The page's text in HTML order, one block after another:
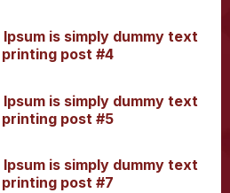
Ipsum is simply dummy text
post #4
Ipsum is simply dummy text
post #5
Ipsum is simply dummy text
post #7